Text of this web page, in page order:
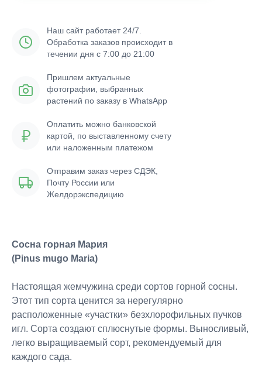
Наш сайт работает 24/7.
Обработка заказов происходит в
течении дня с 7:00 до 21:00
Пришлем актуальные
фотографии, выбранных
растений по заказу в WhatsApp
Отправим заказ через СДЭК,
Почту России или
Желдорэкспедицию
Оплатить можно банковской
картой, по выставленному счету
или наложенным платежом
Сосна горная Мария
(Pinus mugo Maria)
Настоящая жемчужина среди сортов горной сосны.
Этот тип сорта ценится за нерегулярно
расположенные «участки» безхлорофильных пучков
игл. Сорта создают сплюснутые формы. Выносливый,
легко выращиваемый сорт, рекомендуемый для
каждого сада.